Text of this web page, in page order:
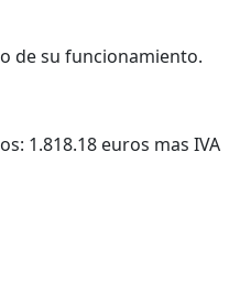
de su funcionamiento.
1.818.18 euros mas IVA